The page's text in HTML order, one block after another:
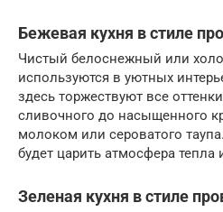
Бежевая кухня в стиле
Чистый белоснежный или
используются в уютных
здесь торжествуют все
сливочного до насыщенного
молоком или сероватого
будет царить атмосфера тепла
Зеленая кухня в стиле